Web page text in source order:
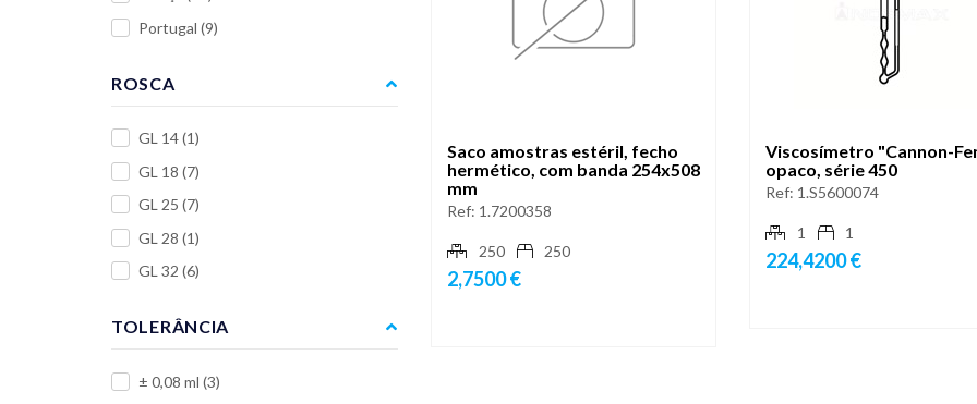
Saco amostras estéril, fecho
hermético, com banda 254x508
mm
Ref: 1.7200358
250 250
2,7500 €
Viscosímetro "Cannon-
opaco, série 450
Ref: 1.S5600074
1 1
224,4200 €
Portugal (9)
ROSCA
GL 14(1)
GL 18 (7)
GL 25 (7)
GL 28 (1)
GL 32 (6)
TOLERÂNCIA
± 0,08 ml (3)